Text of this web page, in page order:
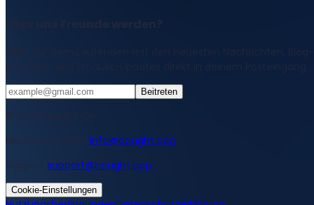
Beitreten
info@bought.app
support@bought.app
Cookie-Einstellungen